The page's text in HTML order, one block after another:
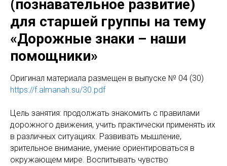
(познавательное развитие)
для старшей группы на тему
«Дорожные знаки – наши
помощники»
Оригинал материала размещен в выпуске № 04 (30)
https://f.almanah.su/30.pdf
Цель занятия: продолжать знакомить с правилами
дорожного движения, учить практически применять их
в различных ситуациях. Развивать мышление,
зрительное внимание, умение ориентироваться в
окружающем мире. Воспитывать чувство